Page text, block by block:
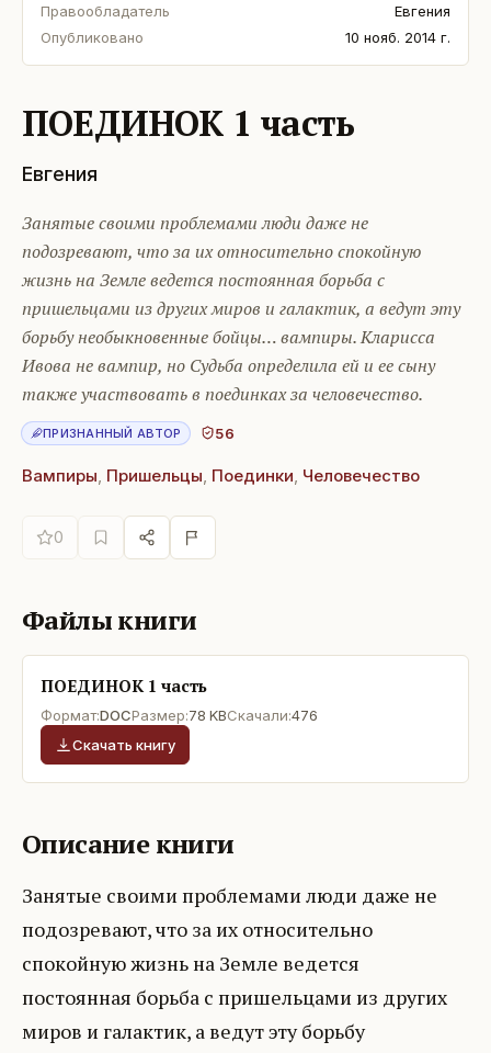
Правообладатель
Евгения
Опубликовано
10 нояб. 2014 г.
ПОЕДИНОК 1 часть
Евгения
Занятые своими проблемами люди даже не
подозревают, что за их относительно спокойную
жизнь на Земле ведется постоянная борьба с
пришельцами из других миров и галактик, а ведут эту
борьбу необыкновенные бойцы… вампиры. Кларисса
Ивова не вампир, но Судьба определила ей и ее сыну
также участвовать в поединках за человечество.
ПРИЗНАННЫЙ АВТОР 56
Вампиры Пришельцы Поединки Человечество
0
Файлы книги
ПОЕДИНОК 1 часть
Формат:DOCРазмер:78 KBСкачали:476
Скачать книгу
Описание книги
Занятые своими проблемами люди даже не
подозревают, что за их относительно
спокойную жизнь на Земле ведется
постоянная борьба с пришельцами из других
миров и галактик, а ведут эту борьбу